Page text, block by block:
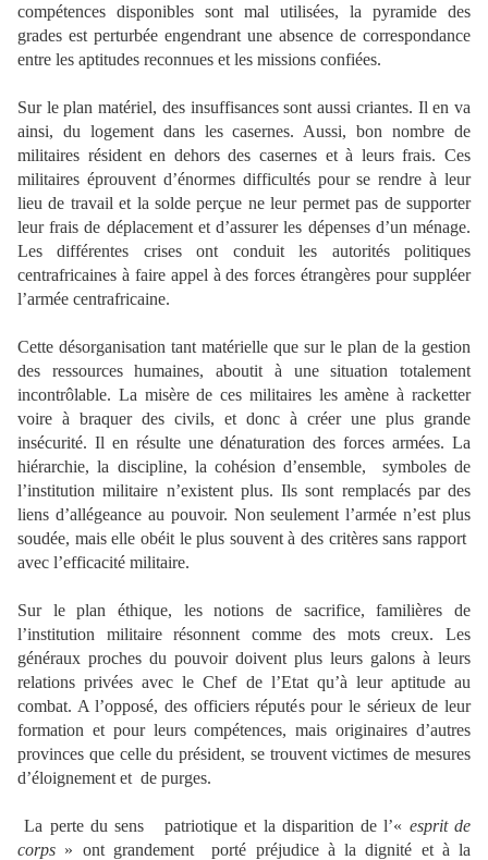
compétences disponibles sont mal utilisées, la pyramide des
grades est perturbée engendrant une absence de correspondance
entre les aptitudes reconnues et les missions confiées.
Sur le plan matériel, des insuffisances sont aussi criantes. Il en va
ainsi, du logement dans les casernes. Aussi, bon nombre de
militaires résident en dehors des casernes et à leurs frais. Ces
militaires éprouvent d’énormes difficultés pour se rendre à leur
lieu de travail et la solde perçue ne leur permet pas de supporter
leur frais de déplacement et d’assurer les dépenses d’un ménage.
Les différentes crises ont conduit les autorités politiques
centrafricaines à faire appel à des forces étrangères pour suppléer
l’armée centrafricaine.
Cette désorganisation tant matérielle que sur le plan de la gestion
des ressources humaines, aboutit à une situation totalement
incontrôlable. La misère de ces militaires les amène à racketter
voire à braquer des civils, et donc à créer une plus grande
insécurité. Il en résulte une dénaturation des forces armées. La
hiérarchie, la discipline, la cohésion d’ensemble, symboles de
l’institution militaire n’existent plus. Ils sont remplacés par des
liens d’allégeance au pouvoir. Non seulement l’armée n’est plus
soudée, mais elle obéit le plus souvent à des critères sans rapport
avec l’efficacité militaire.
Sur le plan éthique, les notions de sacrifice, familières de
l’institution militaire résonnent comme des mots creux. Les
généraux proches du pouvoir doivent plus leurs galons à leurs
relations privées avec le Chef de l’Etat qu’à leur aptitude au
combat. A l’opposé, des officiers réputés pour le sérieux de leur
formation et pour leurs compétences, mais originaires d’autres
provinces que celle du président, se trouvent victimes de mesures
d’éloignement et de purges.
La perte du sens patriotique et la disparition de l’« esprit de
corps » ont grandement porté préjudice à la dignité et à la